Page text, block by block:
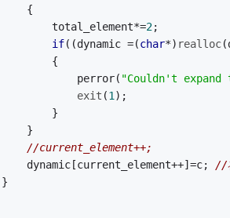
    {
        total_element*=
2;
if((dynamic =(char*) realloc
        {
            perror(
"Couldn't
exit (1 );
        }
    }
//current_element++;
    dynamic[current_element++]=c;
//
}